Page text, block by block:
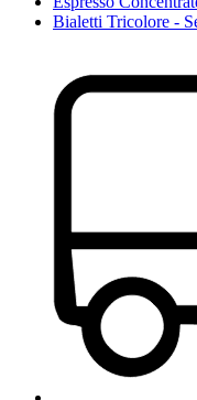
Bialetti Tricolore -